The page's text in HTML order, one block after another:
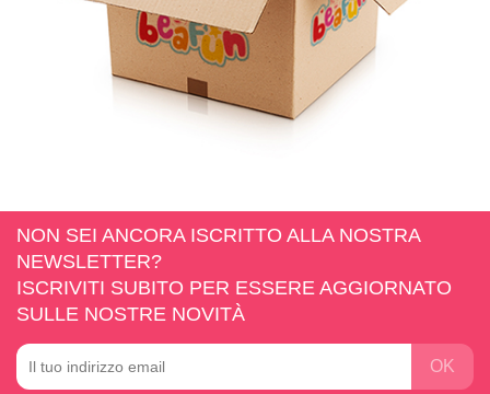
NON SEI ANCORA ISCRITTO ALLA NOSTRA
NEWSLETTER?
ISCRIVITI SUBITO PER ESSERE AGGIORNATO
SULLE NOSTRE NOVITÀ